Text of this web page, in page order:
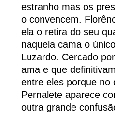
estranho mas os
o convencem.
ela o retira do seu
naquela cama o
Luzardo. Cercado
ama e que
entre eles porque no
Pernalete aparece
outra grande